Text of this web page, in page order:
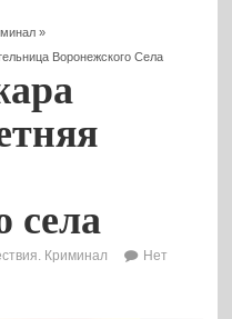
»
Воронежского Села
села
Криминал
Нет